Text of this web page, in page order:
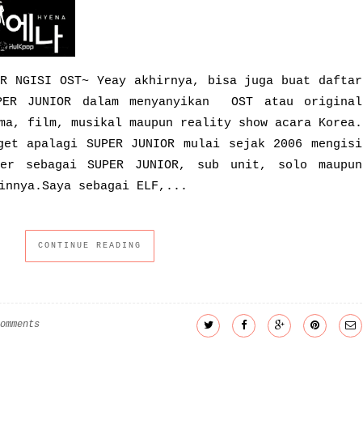
NGISI OST~ Yeay akhirnya, bisa juga buat daftar
JUNIOR dalam menyanyikan OST atau original
film, musikal maupun reality show acara Korea.
apalagi SUPER JUNIOR mulai sejak 2006 mengisi
sebagai SUPER JUNIOR, sub unit, solo maupun
sebagai ELF,...
CONTINUE READING